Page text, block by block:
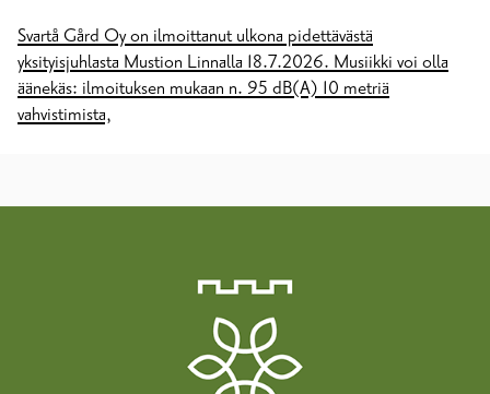
Svartå Gård Oy on ilmoittanut ulkona pidettävästä
yksityisjuhlasta Mustion Linnalla 18.7.2026. Musiikki voi olla
äänekäs: ilmoituksen mukaan n. 95 dB(A) 10 metriä
vahvistimista,